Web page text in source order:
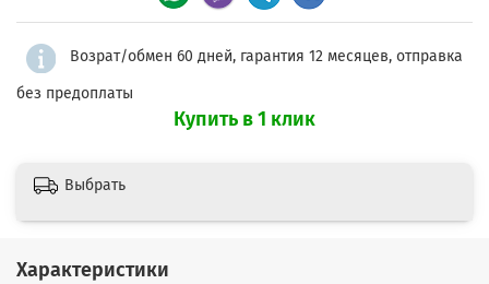
Возрат/обмен 60 дней, гарантия 12 месяцев, отправка
без предоплаты
Купить в 1 клик
Выбрать
Характеристики